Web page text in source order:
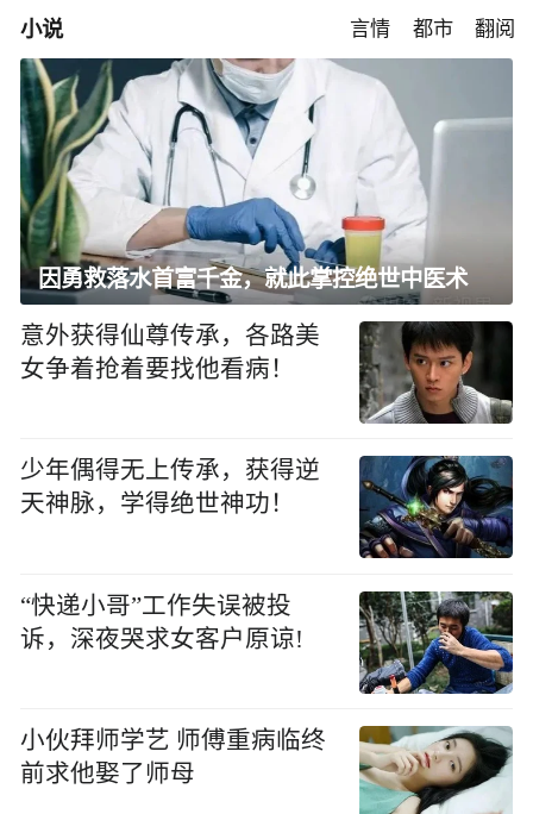
小说 言情 都市 翻阅
因勇救落水首富千金，就此掌控绝世中医术
意外获得仙尊传承，各路美
女争着抢着要找他看病！
少年偶得无上传承，获得逆
天神脉，学得绝世神功！
“快递小哥”工作失误被投
诉，深夜哭求女客户原谅!
小伙拜师学艺 师傅重病临终
前求他娶了师母